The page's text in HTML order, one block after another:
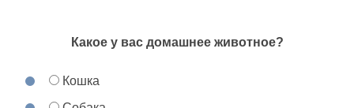
Какое у вас домашнее животное?
Кошка